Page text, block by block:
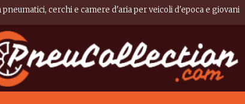
cerchi e camere d'aria per veicoli d'epoca e giovani